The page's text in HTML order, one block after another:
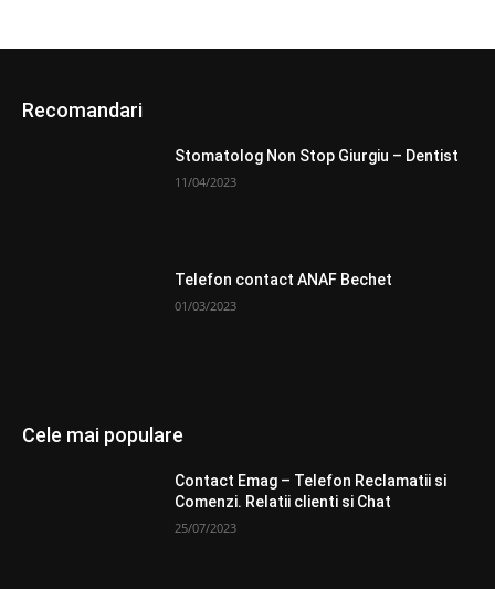
Recomandari
Stomatolog Non Stop Giurgiu – Dentist
11/04/2023
Telefon contact ANAF Bechet
01/03/2023
Cele mai populare
Contact Emag – Telefon Reclamatii si
Comenzi. Relatii clienti si Chat
25/07/2023